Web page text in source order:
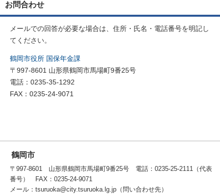
お問合わせ
メールでの回答が必要な場合は、住所・氏名・電話番号を明記し
てください。
鶴岡市役所 国保年金課
〒997-8601 山形県鶴岡市馬場町9番25号
電話：0235-35-1292
FAX：0235-24-9071
鶴岡市
〒997-8601 山形県鶴岡市馬場町9番25号 電話：0235-25-2111（代表
番号） FAX：0235-24-9071
メール：tsuruoka@city.tsuruoka.lg.jp（問い合わせ先）